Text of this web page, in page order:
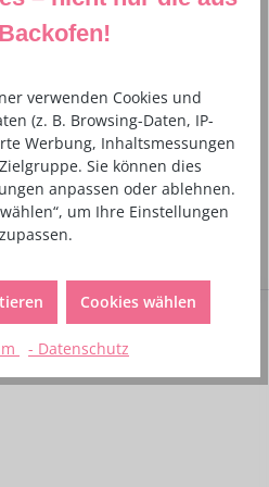
5,5 cm EdelstahlMehr
telefonisch unter folgender
verwenden Cookies und
(z. B. Browsing-Daten, IP-
Werbung, Inhaltsmessungen
Sie können dies
anpassen oder ablehnen.
um Ihre Einstellungen
Cookies wählen
- Datenschutz